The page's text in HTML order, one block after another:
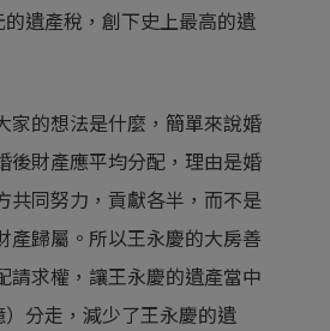
遺產稅，創下史上最高的遺
家的想法是什麼，簡單來說婚
後財產應平均分配，理由是婚
共同努力，貢獻各半，而不是
產歸屬。所以王永慶的大房善
請求權，讓王永慶的遺產當中
分走，減少了王永慶的遺